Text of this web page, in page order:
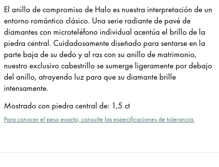
El anillo de compromiso de Halo es nuestra interpretación de un
entorno romántico clásico. Una serie radiante de pavé de
diamantes con microteléfono individual acentúa el brillo de la
piedra central. Cuidadosamente diseñado para sentarse en la
parte baja de su dedo y al ras con su anillo de matrimonio,
nuestro exclusivo cabestrillo se sumerge ligeramente por debajo
del anillo, atrayendo luz para que su diamante brille
intensamente.
Mostrado con piedra central de: 1,5 ct
Para conocer el peso exacto, consulte las especificaciones de tolerancia.